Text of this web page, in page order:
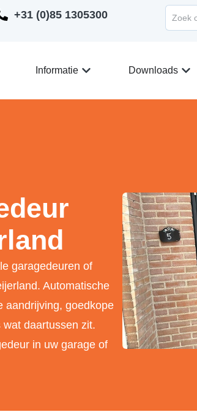
+31 (0)85 1305300
Informatie Downloads
garagedeuren of
Automatische
aandrijving, goedkope
daartussen zit.
in uw garage of